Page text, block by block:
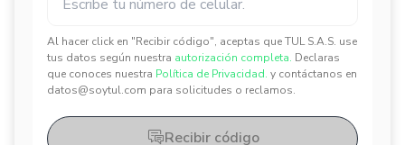
Al hacer click en "Recibir código", aceptas que TUL S.A.S. use
tus datos según nuestra autorización completa. Declaras
que conoces nuestra Política de Privacidad. y contáctanos en
datos@soytul.com para solicitudes o reclamos.
✕
✕
Recibir código